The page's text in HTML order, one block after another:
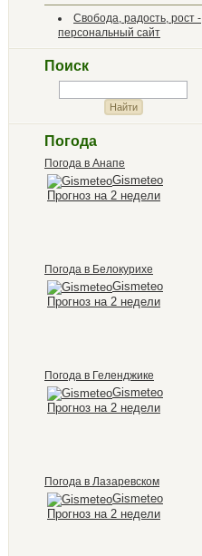
Свобода, радость, рост -
персональный сайт
Поиск
Погода
Погода в Анапе
Gismeteo
Прогноз на 2 недели
Погода в Белокурихе
Gismeteo
Прогноз на 2 недели
Погода в Геленджике
Gismeteo
Прогноз на 2 недели
Погода в Лазаревском
Gismeteo
Прогноз на 2 недели